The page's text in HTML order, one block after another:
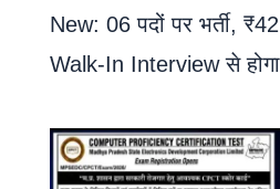
New: 06 पदों पर भर्ती,
Walk-In Interview से